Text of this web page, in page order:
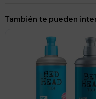
También te pueden